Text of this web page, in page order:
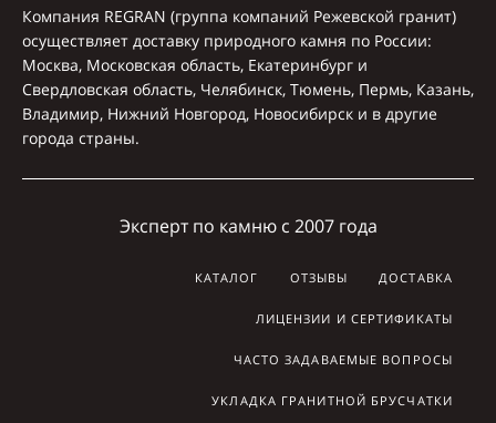
Компания REGRAN (группа компаний Режевской гранит)
осуществляет доставку природного камня по России:
Москва, Московская область, Екатеринбург и
Свердловская область, Челябинск, Тюмень, Пермь, Казань,
Владимир, Нижний Новгород, Новосибирск и в другие
города страны.
Эксперт по камню с 2007 года
КАТАЛОГ ОТЗЫВЫ ДОСТАВКА
ЛИЦЕНЗИИ И СЕРТИФИКАТЫ
ЧАСТО ЗАДАВАЕМЫЕ ВОПРОСЫ
УКЛАДКА ГРАНИТНОЙ БРУСЧАТКИ